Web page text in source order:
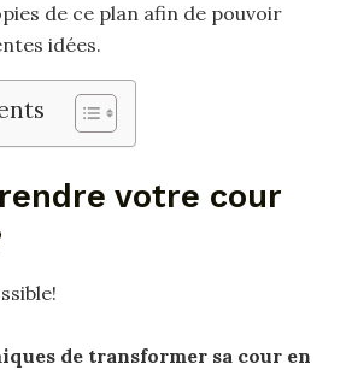
de ce plan afin de pouvoir
idées.
votre cour
de transformer sa cour en